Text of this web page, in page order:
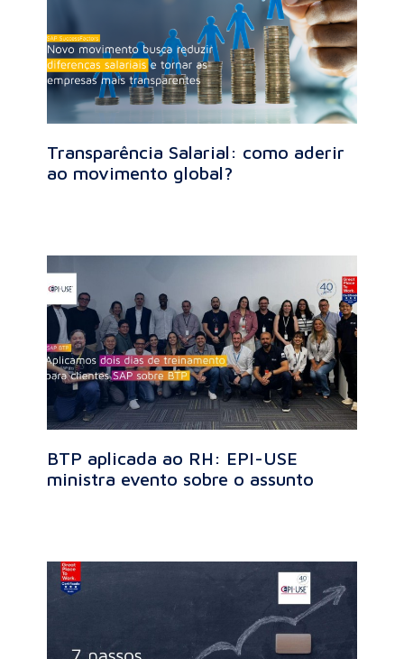
Transparência Salarial: como aderir
ao movimento global?
BTP aplicada ao RH: EPI-USE
ministra evento sobre o assunto